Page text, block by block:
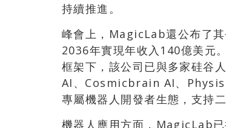
持續推進。
峰會上，MagicLab還公布了
2036年實現年收入140億美
框架下，該公司已與多家硅谷
AI、Cosmicbrain AI、Physis
專屬機器人開發者生態，支持
機器人應用方面，MagicLab